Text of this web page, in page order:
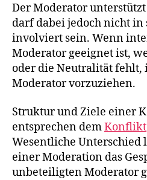
Der Moderator
darf dabei jedoch nicht
involviert sein. Wenn
Moderator geeignet ist,
oder die Neutralität fehlt,
Moderator vorzuziehen.
Struktur und Ziele einer
entsprechen dem
Wesentliche Unterschied
einer Moderation das
unbeteiligten Moderator